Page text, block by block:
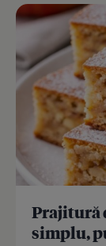
Prajitură
simplu,